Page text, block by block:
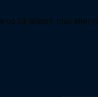
os på telefon, mail eller